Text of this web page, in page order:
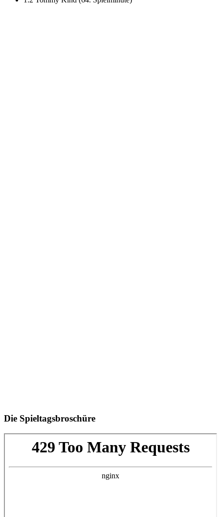
Die Spieltagsbroschüre